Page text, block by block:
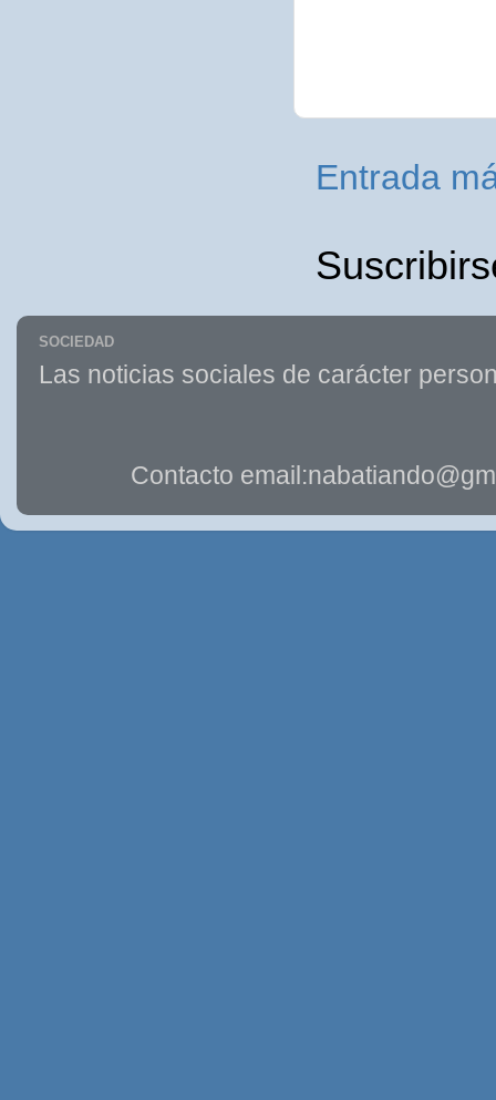
Entrada
SOCIEDAD
Las noticias sociales de carácter
Contacto